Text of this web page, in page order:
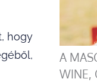
hogy
A
WINE,